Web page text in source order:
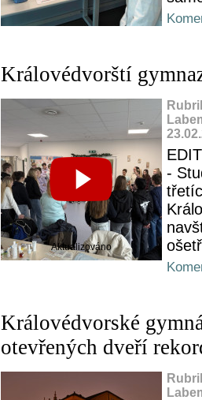
Královédvorští
Aktualizováno
-
Královédvorské
otevřených dveří